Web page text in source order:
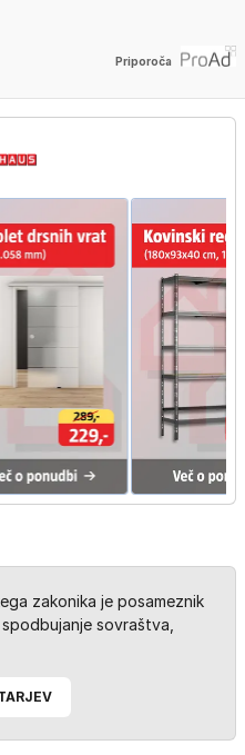
Priporoča
zakonika je posameznik
sovraštva,